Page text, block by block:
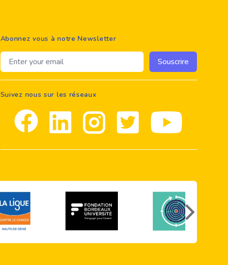
Abonnez vous à notre Newsletter
Email address Souscrire
Suivez nous sur les réseaux
Facebook Linkedin Instagram Twitter youtube